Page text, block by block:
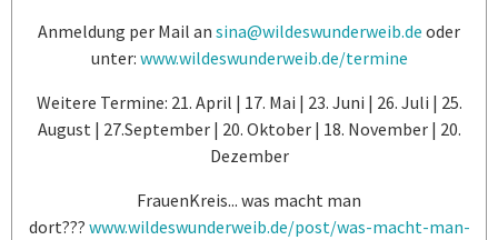
Anmeldung per Mail an sina@wildeswunderweib.de oder
unter: www.wildeswunderweib.de/termine
Weitere Termine: 21. April | 17. Mai | 23. Juni | 26. Juli | 25.
August | 27.September | 20. Oktober | 18. November | 20.
Dezember
FrauenKreis... was macht man
dort??? www.wildeswunderweib.de/post/was-macht-man-